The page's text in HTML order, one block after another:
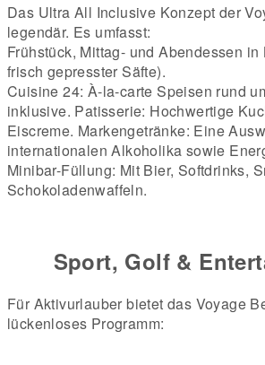
Das Ultra All Inclusive Konzept der
legendär. Es umfasst:
Frühstück, Mittag- und Abendessen in
frisch gepresster Säfte).
Cuisine 24: À-la-carte Speisen rund
inklusive. Patisserie: Hochwertige
Eiscreme. Markengetränke: Eine
internationalen Alkoholika sowie
Minibar-Füllung: Mit Bier, Softdrinks,
Schokoladenwaffeln.
Sport, Golf &
Für Aktivurlauber bietet das Voyage
lückenloses Programm: